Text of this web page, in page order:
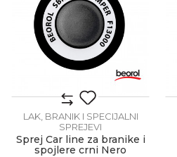
LAK, BRANIK I SPECIJALNI
SPREJEVI
Sprej Car line za branike i
spojlere crni Nero